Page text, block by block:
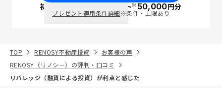
初回面談で ポイント※50,000円分
プレゼント適用条件詳細※条件・上限あり
TOP RENOSY不動産投資
お客様の声
RENOSY（リノシー）の評判・口コミ
リバレッジ（融資による投資）が利点と感じた